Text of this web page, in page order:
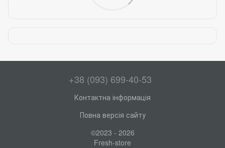
+38 (093) 699-40-53
Контактна інформація
Повна версія сайту
©2023 - 2026
Fresh-store